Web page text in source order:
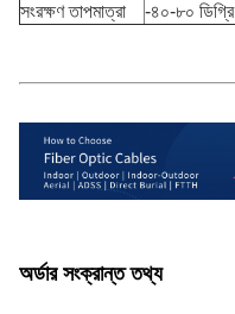
সংরক্ষণ তাপমাত্রা
-৪০-৮০ ডিগ্রি
অর্ডার সংক্রান্ত তথ্য